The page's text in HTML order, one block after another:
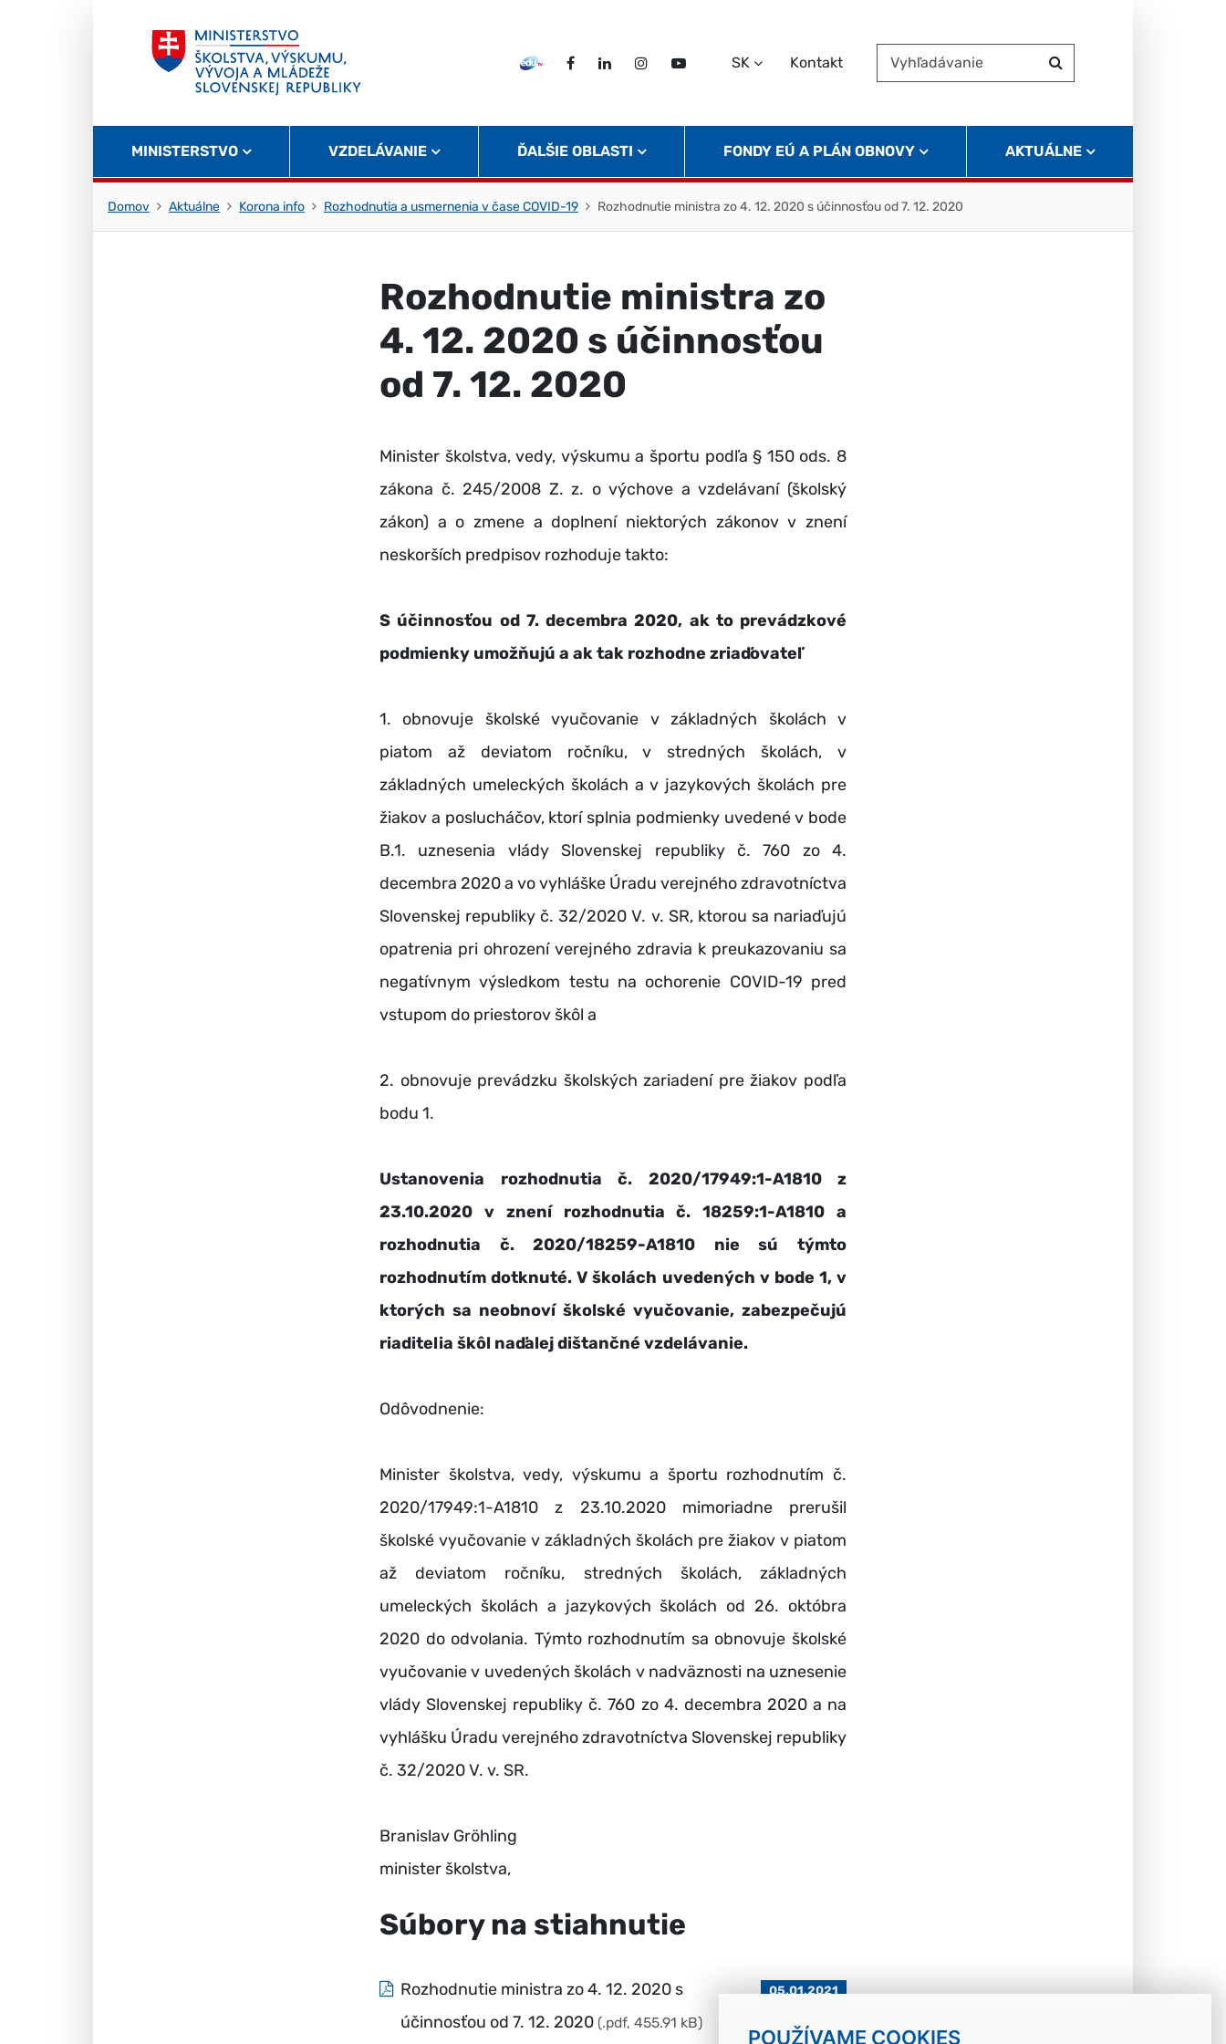
POUŽÍVAME COOKIES
EDU TVFacebookLinkedInInstagram
Twitter
SK Kontakt
Vyhľadávanie
Hľadať
MINISTERSTVO VZDELÁVANIE ĎALŠIE OBLASTI FONDY EÚ A PLÁN OBNOVY AKTUÁLNE
Domov Aktuálne Korona info Rozhodnutia a usmernenia v čase COVID-19 Rozhodnutie ministra zo 4. 12. 2020 s účinnosťou od 7. 12. 2020
Rozhodnutie ministra zo
4. 12. 2020 s účinnosťou
od 7. 12. 2020
Minister školstva, vedy, výskumu a športu podľa § 150 ods. 8
zákona č. 245/2008 Z. z. o výchove a vzdelávaní (školský
zákon) a o zmene a doplnení niektorých zákonov v znení
neskorších predpisov rozhoduje takto:
S účinnosťou od 7. decembra 2020, ak to prevádzkové
podmienky umožňujú a ak tak rozhodne zriaďovateľ
1. obnovuje školské vyučovanie v základných školách v
piatom až deviatom ročníku, v stredných školách, v
základných umeleckých školách a v jazykových školách pre
žiakov a poslucháčov, ktorí splnia podmienky uvedené v bode
B.1. uznesenia vlády Slovenskej republiky č. 760 zo 4.
decembra 2020 a vo vyhláške Úradu verejného zdravotníctva
Slovenskej republiky č. 32/2020 V. v. SR, ktorou sa nariaďujú
opatrenia pri ohrození verejného zdravia k preukazovaniu sa
negatívnym výsledkom testu na ochorenie COVID-19 pred
vstupom do priestorov škôl a
2. obnovuje prevádzku školských zariadení pre žiakov podľa
bodu 1.
Ustanovenia rozhodnutia č. 2020/17949:1-A1810 z
23.10.2020 v znení rozhodnutia č. 18259:1-A1810 a
rozhodnutia č. 2020/18259-A1810 nie sú týmto
rozhodnutím dotknuté. V školách uvedených v bode 1, v
ktorých sa neobnoví školské vyučovanie, zabezpečujú
riaditelia škôl naďalej dištančné vzdelávanie.
Odôvodnenie:
Minister školstva, vedy, výskumu a športu rozhodnutím č.
2020/17949:1-A1810 z 23.10.2020 mimoriadne prerušil
školské vyučovanie v základných školách pre žiakov v piatom
až deviatom ročníku, stredných školách, základných
umeleckých školách a jazykových školách od 26. októbra
2020 do odvolania. Týmto rozhodnutím sa obnovuje školské
vyučovanie v uvedených školách v nadväznosti na uznesenie
vlády Slovenskej republiky č. 760 zo 4. decembra 2020 a na
vyhlášku Úradu verejného zdravotníctva Slovenskej republiky
č. 32/2020 V. v. SR.
Branislav Gröhling
minister školstva,
Súbory na stiahnutie
Rozhodnutie ministra zo 4. 12. 2020 s
účinnosťou od 7. 12. 2020 (.pdf, 455.91 kB)
05.01.2021